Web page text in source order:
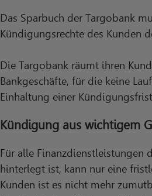
Das Sparbuch der Targobank
Kündigungsrechte des Kunden
Die Targobank räumt ihren
Bankgeschäfte, für die keine
Einhaltung einer
Kündigung aus wichtigem
Für alle Finanzdienstleistungen
hinterlegt ist, kann nur eine
Kunden ist es nicht mehr